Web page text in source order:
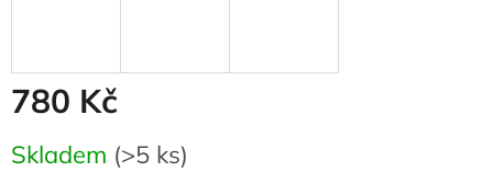
780 Kč
cena:
Skladem (>5 ks)